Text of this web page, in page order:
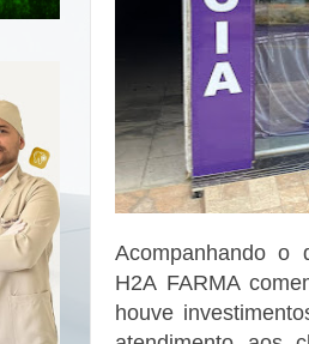
Acompanhando o
H2A FARMA
houve